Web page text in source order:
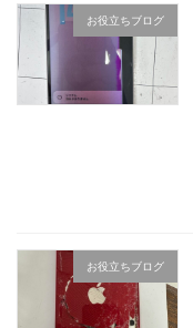
お役立ちブログ
お役立ちブログ